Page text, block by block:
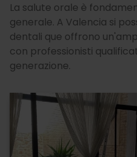
La salute orale è
generale. A Valencia si
dentali que offrono
con professionisti
generazione.